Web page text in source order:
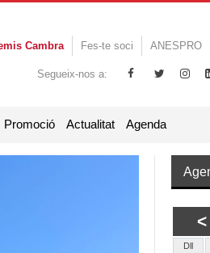
Cambra Fes-te soci ANESPRO
Segueix-nos a:
Promoció Actualitat Agenda
<
Dll